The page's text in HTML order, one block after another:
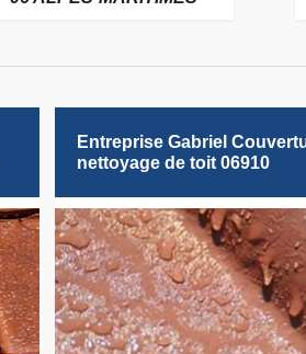
Entreprise Gabriel
nettoyage de toit 06910